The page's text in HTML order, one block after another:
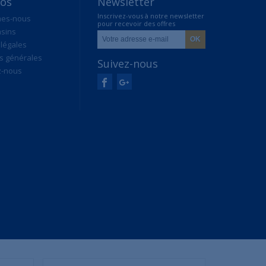
nous
générales
nous
Inscrivez-vous à notre newsletter
pour recevoir des offres
exclusives
Suivez-nous